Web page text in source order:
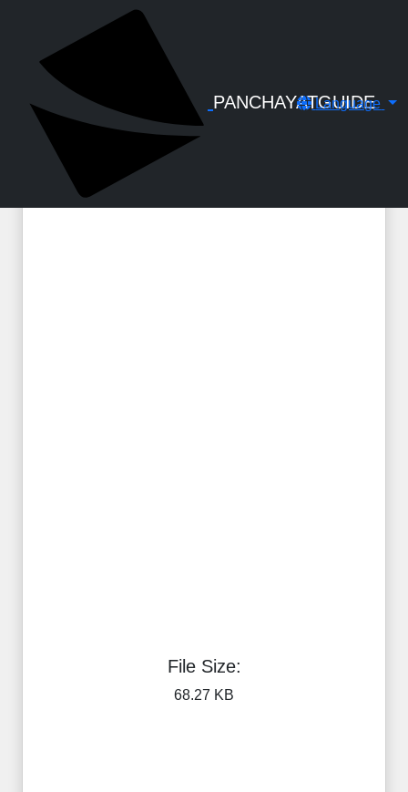
PANCHAYATGUIDE
Language
പൊതു സ്ഥലമാറ്റം - ചുമതല
നിർവ്വഹണം (Charge Arrangements)
- നിർദ്ദേശങ്ങൾ - Circular
No.LSGD/PD/335/2025-DED1 Dated
29-05-2025
File Size:
68.27 KB